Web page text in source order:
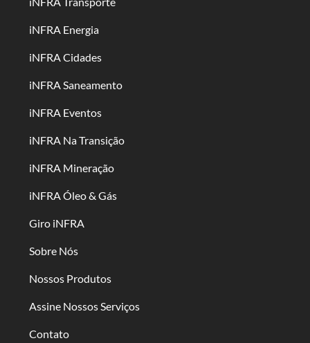
iNFRA Energia
iNFRA Cidades
iNFRA Saneamento
iNFRA Eventos
iNFRA Na Transição
iNFRA Mineração
iNFRA Óleo & Gás
Giro iNFRA
Sobre Nós
Nossos Produtos
Assine Nossos Serviços
Contato